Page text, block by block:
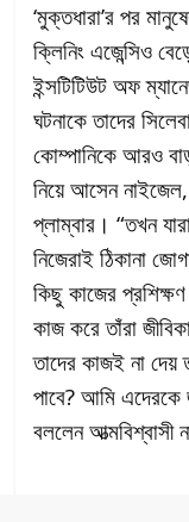
‘মুক্তধারা’র পর
ক্লিনিং এজেন্সিও
ইন্সটিটিউট অফ
ঘটনাকে তাদের
কোম্পানিকে আরও
নিয়ে আসেন নাইজেল,
প্লাম্বার। “তখন
নিজেরাই ঠিকানা
কিছু কাজের
কাজ করে তাঁরা
তাদের কাজই না
পাবে? আমি এদেরকে
বললেন আত্মবিশ্বাসী